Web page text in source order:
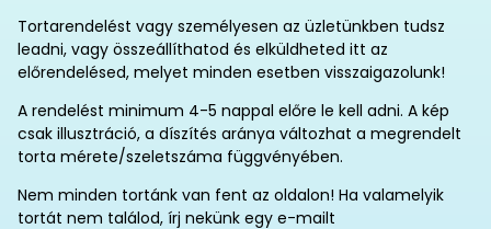
Tortarendelést vagy személyesen az üzletünkben tudsz
leadni, vagy összeállíthatod és elküldheted itt az
előrendelésed, melyet minden esetben visszaigazolunk!
A rendelést minimum 4-5 nappal előre le kell adni. A kép
csak illusztráció, a díszítés aránya változhat a megrendelt
torta mérete/szeletszáma függvényében.
Nem minden tortánk van fent az oldalon! Ha valamelyik
tortát nem találod, írj nekünk egy e-mailt